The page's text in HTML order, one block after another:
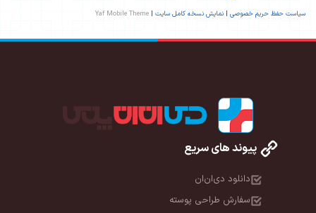
سیاست حفظ حریم خصوصی | نمایش نسخه کامل سایت |
Yaf Mobile Theme
پیوند های سریع
دانلود دی‌ان‌ان
سفارش طراحی پوسته